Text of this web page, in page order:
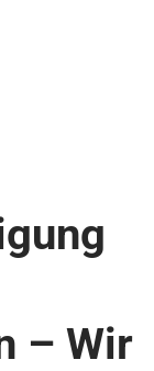
– Wir